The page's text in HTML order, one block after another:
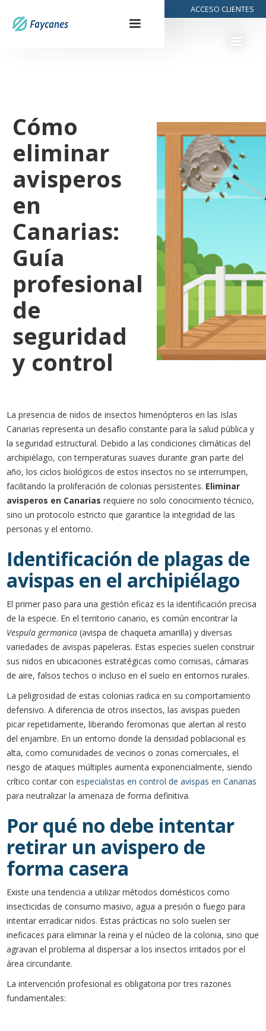
ACCESO CLIENTES
Cómo
eliminar
avisperos
en
Canarias:
Guía
profesional
de
seguridad
y control
La presencia de nidos de insectos himenópteros en las Islas
Canarias representa un desafío constante para la salud pública y
la seguridad estructural. Debido a las condiciones climáticas del
archipiélago, con temperaturas suaves durante gran parte del
año, los ciclos biológicos de estos insectos no se interrumpen,
facilitando la proliferación de colonias persistentes. Eliminar
avisperos en Canarias requiere no solo conocimiento técnico,
sino un protocolo estricto que garantice la integridad de las
personas y el entorno.
Identificación de plagas de
avispas en el archipiélago
El primer paso para una gestión eficaz es la identificación precisa
de la especie. En el territorio canario, es común encontrar la
Vespula germanica (avispa de chaqueta amarilla) y diversas
variedades de avispas papeleras. Estas especies suelen construir
sus nidos en ubicaciones estratégicas como cornisas, cámaras
de aire, falsos techos o incluso en el suelo en entornos rurales.
La peligrosidad de estas colonias radica en su comportamiento
defensivo. A diferencia de otros insectos, las avispas pueden
picar repetidamente, liberando feromonas que alertan al resto
del enjambre. En un entorno donde la densidad poblacional es
alta, como comunidades de vecinos o zonas comerciales, el
riesgo de ataques múltiples aumenta exponencialmente, siendo
crítico contar con especialistas en control de avispas en Canarias
para neutralizar la amenaza de forma definitiva.
Por qué no debe intentar
retirar un avispero de
forma casera
Existe una tendencia a utilizar métodos domésticos como
insecticidas de consumo masivo, agua a presión o fuego para
intentar erradicar nidos. Estas prácticas no solo suelen ser
ineficaces para eliminar la reina y el núcleo de la colonia, sino que
agravan el problema al dispersar a los insectos irritados por el
área circundante.
La intervención profesional es obligatoria por tres razones
fundamentales: